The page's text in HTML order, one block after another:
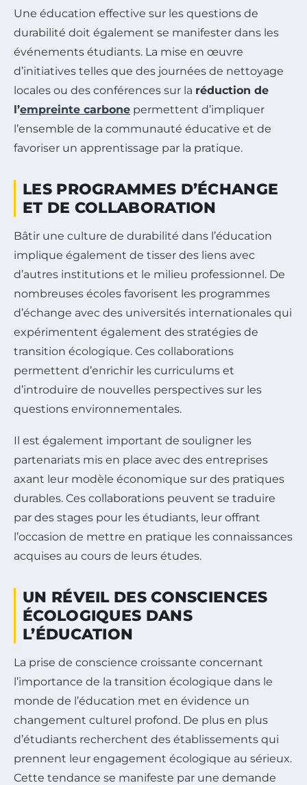
Une éducation effective sur les questions de
durabilité doit également se manifester dans les
événements étudiants. La mise en œuvre
d’initiatives telles que des journées de nettoyage
locales ou des conférences sur la réduction de
l’empreinte carbone permettent d’impliquer
l’ensemble de la communauté éducative et de
favoriser un apprentissage par la pratique.
LES PROGRAMMES D’ÉCHANGE
ET DE COLLABORATION
Bâtir une culture de durabilité dans l’éducation
implique également de tisser des liens avec
d’autres institutions et le milieu professionnel. De
nombreuses écoles favorisent les programmes
d’échange avec des universités internationales qui
expérimentent également des stratégies de
transition écologique. Ces collaborations
permettent d’enrichir les curriculums et
d’introduire de nouvelles perspectives sur les
questions environnementales.
Il est également important de souligner les
partenariats mis en place avec des entreprises
axant leur modèle économique sur des pratiques
durables. Ces collaborations peuvent se traduire
par des stages pour les étudiants, leur offrant
l’occasion de mettre en pratique les connaissances
acquises au cours de leurs études.
UN RÉVEIL DES CONSCIENCES
ÉCOLOGIQUES DANS
L’ÉDUCATION
La prise de conscience croissante concernant
l’importance de la transition écologique dans le
monde de l’éducation met en évidence un
changement culturel profond. De plus en plus
d’étudiants recherchent des établissements qui
prennent leur engagement écologique au sérieux.
Cette tendance se manifeste par une demande